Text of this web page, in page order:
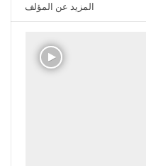
المزيد عن المؤلف